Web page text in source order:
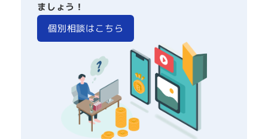
ましょう！
個別相談はこちら